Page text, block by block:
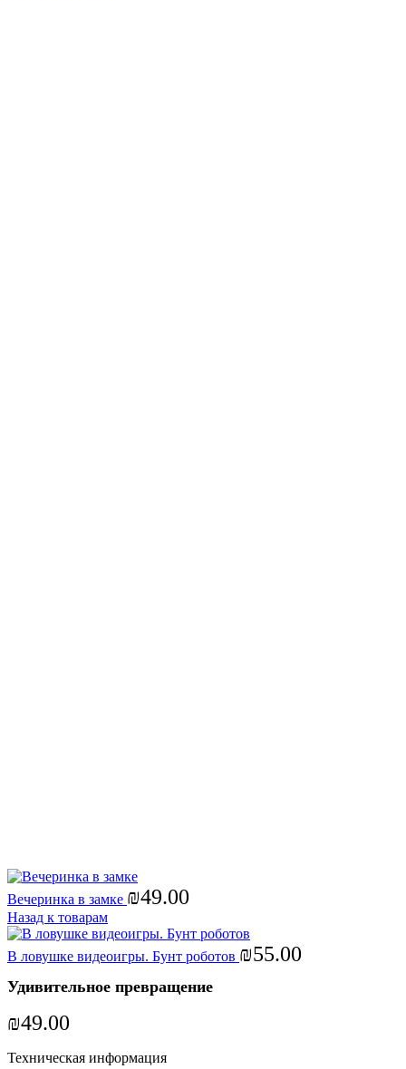
Вечеринка в замке ₪49.00
Назад к товарам
В ловушке видеоигры. Бунт роботов ₪55.00
Удивительное превращение
₪49.00
Техническая информация